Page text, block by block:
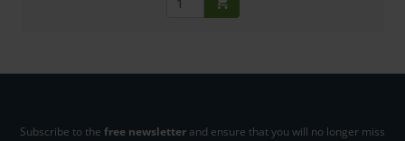
Subscribe to the free newsletter and ensure that you will no longer miss